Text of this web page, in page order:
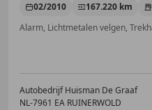
02/2010 167.220 km
Autobedrijf Huisman De Graaf
NL-7961 EA RUINERWOLD